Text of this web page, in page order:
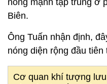
Biên.
Ông Tuấn nhận định,
nóng diện rộng đầu
Cơ quan khí tượng